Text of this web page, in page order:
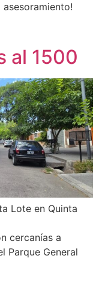
al 1500
Lote en Quinta
cercanías a
Parque General